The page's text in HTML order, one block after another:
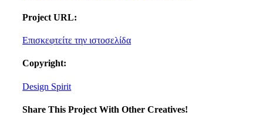
Project URL:
Επισκεφτείτε την ιστοσελίδα
Copyright:
Design Spirit
Share This Project With Other Creatives!